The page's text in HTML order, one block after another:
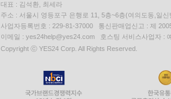
대표 : 김석환, 최세라
주소 : 서울시 영등포구 은행로 11, 5층~6층(여의도동,일신
사업자등록번호 : 229-81-37000 통신판매업신고 : 제
이메일 : yes24help@yes24.com 호스팅 서비스사업자 :
Copyright ⓒ YES24 Corp. All Rights Reserved.